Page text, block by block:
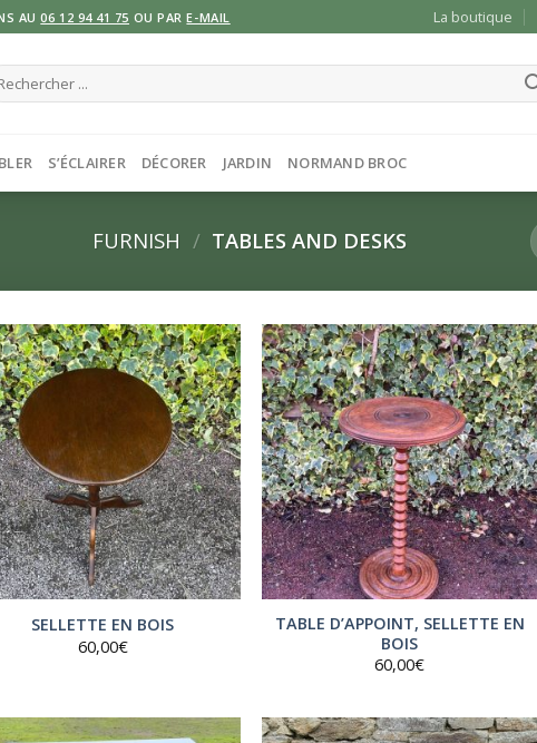
AU06 12 94 41 75 OU PARE-MAIL La boutique
S’ÉCLAIRER DÉCORER JARDIN NORMAND BROC
FURNISH / TABLES AND DESKS
SELLETTE EN BOIS
60,00€
TABLE D’APPOINT, SELLETTE EN
BOIS
60,00€